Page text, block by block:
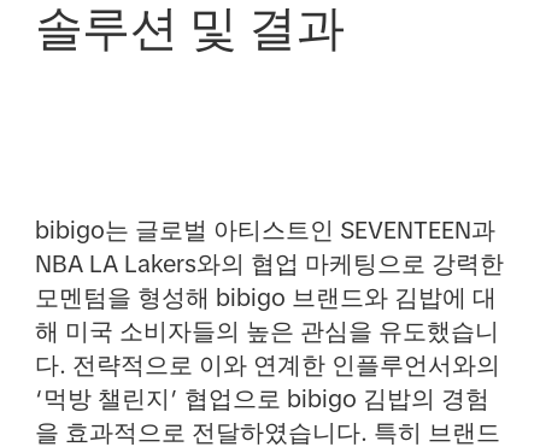
솔루션 및 결과
bibigo는 글로벌 아티스트인 SEVENTEEN과
NBA LA Lakers와의 협업 마케팅으로 강력한
모멘텀을 형성해 bibigo 브랜드와 김밥에 대
해 미국 소비자들의 높은 관심을 유도했습니
다. 전략적으로 이와 연계한 인플루언서와의
‘먹방 챌린지’ 협업으로 bibigo 김밥의 경험
을 효과적으로 전달하였습니다. 특히 브랜드